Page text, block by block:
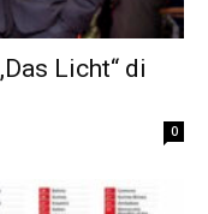
Licht“ di
0